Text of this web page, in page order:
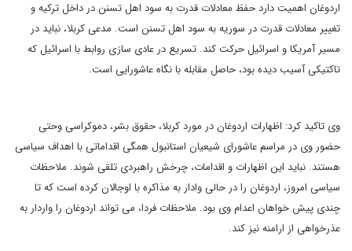
اردوغان اهمیت دارد حفظ معادلات قدرت به سود اهل تسنن در داخل ترکیه و
تغییر معادلات قدرت در سوریه به سود اهل تسنن است. مدعی کربلا، نباید در
مسیر آمریکا و اسرائیل حرکت کند. تسریع در عادی سازی روابط با اسرائیل که
تاکتیکی آسیب دیده بود، حاصل مقابله با نگاه عاشورایی است.
وی تاکید کرد: اظهارات اردوغان در مورد کربلا، حقوق بشر، دموکراسی وحتی
حضور وی در مراسم عاشورای شیعیان استانبول همگی اقداماتی با اهداف سیاسی
هستند. نباید این اظهارات و اقدامات، چرخش راهبردی تلقی شوند. ملاحظات
سیاسی امروز، اردوغان را در حالی وادار به مذاکره با اوجالان کرده است که تا
چندی پیش خواهان اعدام وی بود. ملاحظات فردا، می تواند اردوغان را واردار به
عذرخواهی از ارامنه نیز کند.